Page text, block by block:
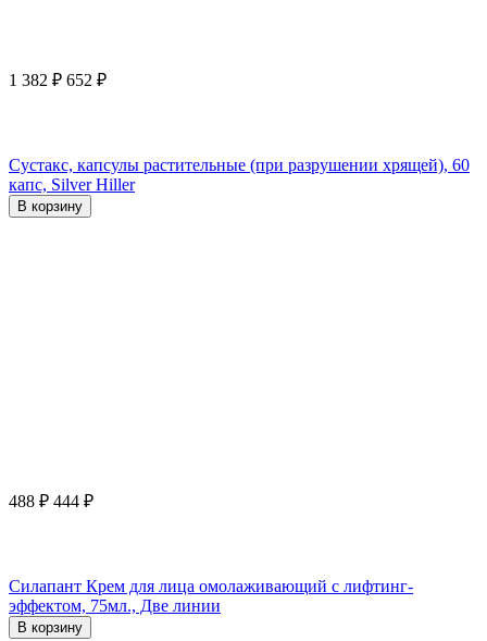
1 382 ₽ 652 ₽
Сустакс, капсулы растительные (при разрушении хрящей), 60
капс, Silver Hiller
В корзину
488 ₽ 444 ₽
Силапант Крем для лица омолаживающий с лифтинг-
эффектом, 75мл., Две линии
В корзину